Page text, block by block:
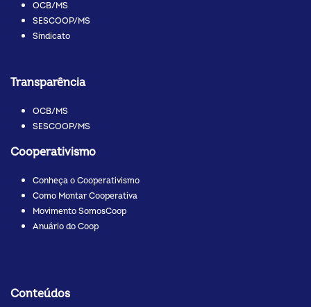
OCB/MS
SESCOOP/MS
Sindicato
Transparência
OCB/MS
SESCOOP/MS
Cooperativismo
Conheça o Cooperativismo
Como Montar Cooperativa
Movimento SomosCoop
Anuário do Coop
Conteúdos